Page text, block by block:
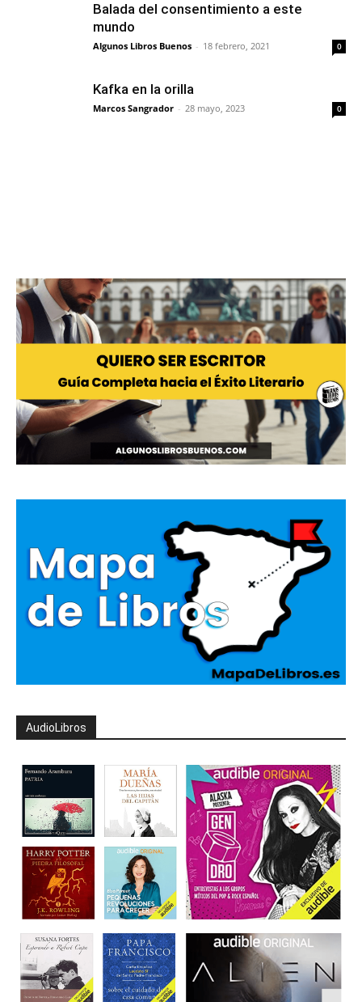
Balada del consentimiento a este
mundo
Algunos Libros Buenos - 18 febrero, 2021 0
Kafka en la orilla
Marcos Sangrador - 28 mayo, 2023 0
AudioLibros